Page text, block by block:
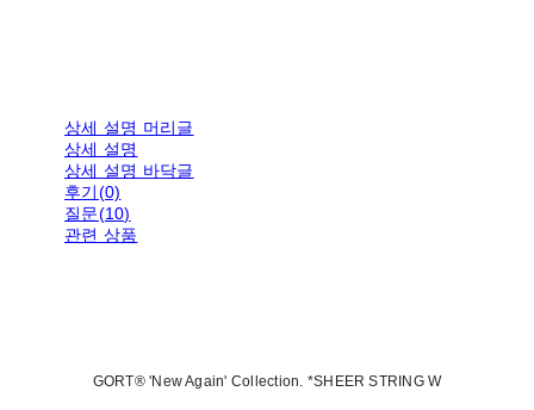
상세 설명 머리글
상세 설명
상세 설명 바닥글
후기(0)
질문(10)
관련 상품
GORT® 'New Again' Collection. *SHEER STRING W